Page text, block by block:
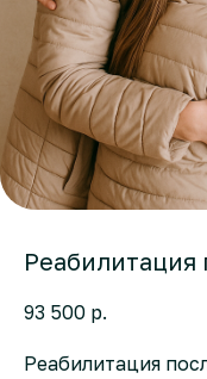
Реабилитация
93 500 р.
Реабилитация